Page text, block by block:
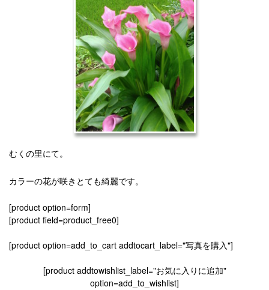
むくの里にて。
カラーの花が咲きとても綺麗です。
[product option=form]
[product field=product_free0]
[product option=add_to_cart addtocart_label="写真を購入"]
[product addtowishlist_label="お気に入りに追加"
option=add_to_wishlist]